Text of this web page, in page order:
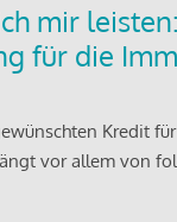
mir leisten:
für die
Kredit
vor allem von